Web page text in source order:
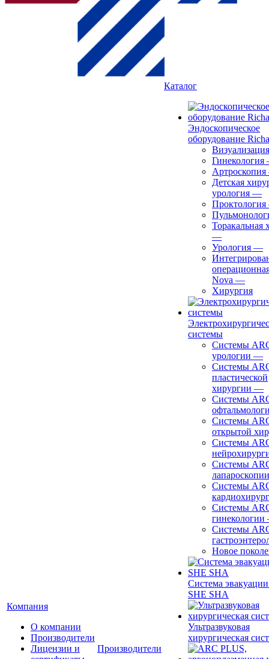
Компания
О компании
Производители
Лицензии и
Производители
Каталог
Эндоскопическое
оборудование
Визуализация
Гинекология
Артроскопия
Детская
урология —
Проктология
Торакальная
—
Урология —
Nova —
Хирургия
системы
Системы
урологии —
Системы
пластической
хирургии —
Системы
Системы
открытой
Системы
Системы
лапароскопии
Системы
Системы
гинекологии
Системы
Новое
Система
SHE SHA
Ультразвуковая
хирургическая